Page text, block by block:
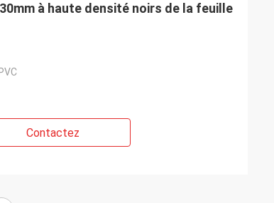
à haute densité noirs de la feuille
Contactez